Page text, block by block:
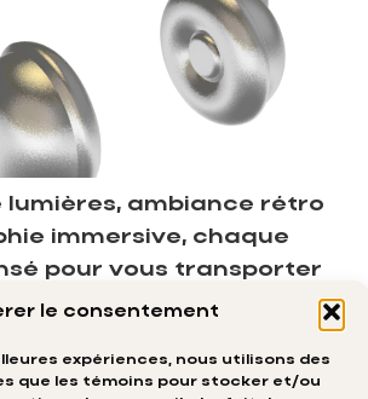
le consentement
expériences, nous utilisons des
que les témoins pour stocker et/ou
lumières, ambiance rétro
immersive, chaque
pour vous transporter
disco